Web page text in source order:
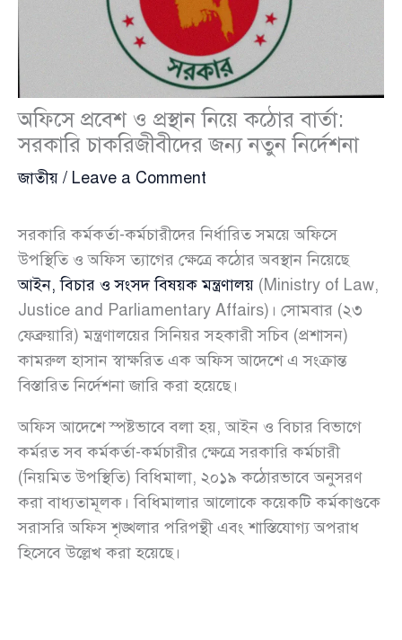
অফিসে প্রবেশ ও প্রস্থান নিয়ে কঠোর বার্তা:
সরকারি চাকরিজীবীদের জন্য নতুন নির্দেশনা
জাতীয় / Leave a Comment
সরকারি কর্মকর্তা-কর্মচারীদের নির্ধারিত সময়ে অফিসে
উপস্থিতি ও অফিস ত্যাগের ক্ষেত্রে কঠোর অবস্থান নিয়েছে
আইন, বিচার ও সংসদ বিষয়ক মন্ত্রণালয় (Ministry of Law,
Justice and Parliamentary Affairs)। সোমবার (২৩
ফেব্রুয়ারি) মন্ত্রণালয়ের সিনিয়র সহকারী সচিব (প্রশাসন)
কামরুল হাসান স্বাক্ষরিত এক অফিস আদেশে এ সংক্রান্ত
বিস্তারিত নির্দেশনা জারি করা হয়েছে।
অফিস আদেশে স্পষ্টভাবে বলা হয়, আইন ও বিচার বিভাগে
কর্মরত সব কর্মকর্তা-কর্মচারীর ক্ষেত্রে সরকারি কর্মচারী
(নিয়মিত উপস্থিতি) বিধিমালা, ২০১৯ কঠোরভাবে অনুসরণ
করা বাধ্যতামূলক। বিধিমালার আলোকে কয়েকটি কর্মকাণ্ডকে
সরাসরি অফিস শৃঙ্খলার পরিপন্থী এবং শাস্তিযোগ্য অপরাধ
হিসেবে উল্লেখ করা হয়েছে।